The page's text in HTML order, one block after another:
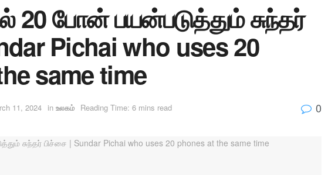
20 போன் பயன்படுத்தும் சுந்தர்
Pichai who uses 20
same time
11, 2024 in உலகம் Reading Time: 6 mins read 0